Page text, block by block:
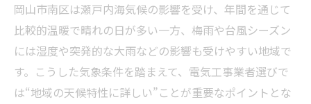
岡山市南区は瀬戸内海気候の影響を受け、年間を通じて
比較的温暖で晴れの日が多い一方、梅雨や台風シーズン
には湿度や突発的な大雨などの影響も受けやすい地域で
す。こうした気象条件を踏まえて、電気工事業者選びで
は“地域の天候特性に詳しい”ことが重要なポイントとな